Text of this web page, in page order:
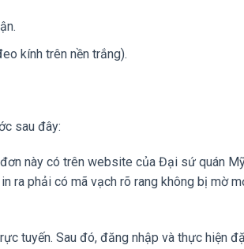
kính trên nền trắng).
sau đây:
này có trên website của Đại sứ quán
ra phải có mã vạch rõ rang không bị mờ
tuyến. Sau đó, đăng nhập và thực hiện